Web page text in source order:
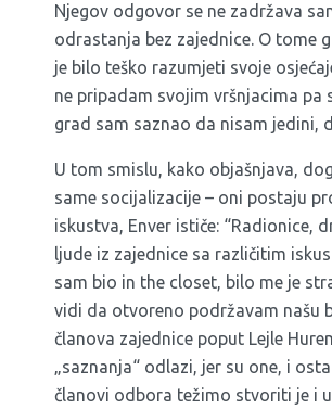
Njegov odgovor se ne zadržava
odrastanja bez zajednice. O tome
je bilo teško razumjeti svoje
ne pripadam svojim vršnjacima pa
grad sam saznao da nisam jedini,
U tom smislu, kako objašnjava,
same socijalizacije – oni postaju
iskustva, Enver ističe: “Radionice,
ljude iz zajednice sa različitim
sam bio in the closet, bilo me je
vidi da otvoreno podržavam našu
članova zajednice poput Lejle
„saznanja“ odlazi, jer su one, i
članovi odbora težimo stvoriti je i